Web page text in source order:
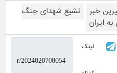
خبر
تشیع شهدای جنگ
ایران
لینک